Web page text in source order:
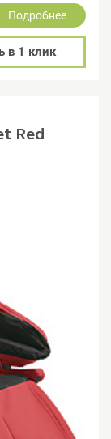
Подробнее
в 1 клик
Red